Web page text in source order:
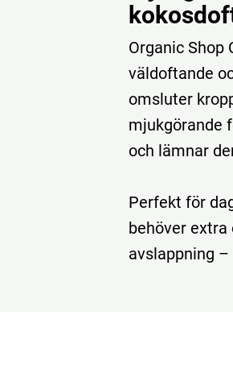
Organic Shop
väldoftande
omsluter
mjukgörande
och lämnar
Perfekt för
behöver
avslappning